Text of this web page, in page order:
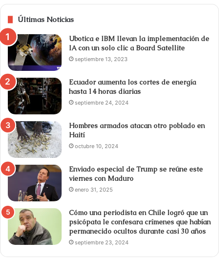
Últimas Noticias
Ubotica e IBM llevan la implementación de
IA con un solo clic a Board Satellite
septiembre 13, 2023
Ecuador aumenta los cortes de energía
hasta 14 horas diarias
septiembre 24, 2024
Hombres armados atacan otro poblado en
Haití
octubre 10, 2024
Enviado especial de Trump se reúne este
viernes con Maduro
enero 31, 2025
Cómo una periodista en Chile logró que un
psicópata le confesara crímenes que habían
permanecido ocultos durante casi 30 años
septiembre 23, 2024